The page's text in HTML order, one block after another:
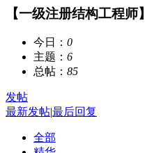
【一级注册结构工程师】
今日： 0
主题： 6
总帖： 85
发帖
最新发帖|最后回复
全部